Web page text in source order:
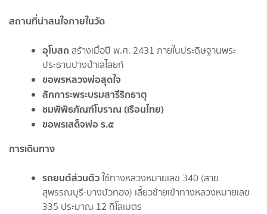
สถานที่น่าสนใจภายในวัด
อุโบสถ สร้างเมื่อปี พ.ศ. 2431 ภายในประดิษฐานพระ
ประธานปางป่าเลไลยก์
ขอพรหลวงพ่อสุดใจ
สักการะพระบรมสารีริกธาตุ
ชมพิพิธภัณฑ์โบราณ (เรือนไทย)
ขอพรเสด็จพ่อ ร.๕
การเดินทาง
รถยนต์ส่วนตัวใช้ทางหลวงหมายเลข 340 (สาย
สุพรรณบุรี-บางบัวทอง) เลี้ยวซ้ายเข้าทางหลวงหมายเลข
335 ประมาณ 12 กิโลเมตร